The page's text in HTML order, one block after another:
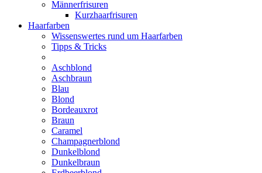
Männerfrisuren
Kurzhaarfrisuren
Haarfarben
Wissenswertes rund um Haarfarben
Tipps & Tricks
Aschblond
Aschbraun
Blau
Blond
Bordeauxrot
Braun
Caramel
Champagnerblond
Dunkelblond
Dunkelbraun